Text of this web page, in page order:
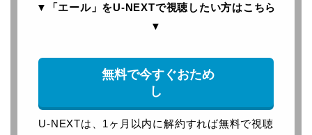
▼「エール」をU-NEXTで視聴したい方はこちら
▼
無料で今すぐおため
し
U-NEXTは、1ヶ月以内に解約すれば無料で視聴